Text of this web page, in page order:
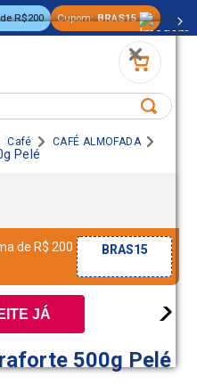
JÁ
R$200 Cupom: BRAS15
Café CAFÉ ALMOFADA
Pelé
de R$ 200
BRAS15
500g Pelé